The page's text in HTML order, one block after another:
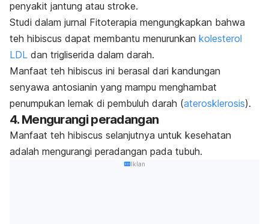
penyakit jantung atau stroke.
Studi dalam jurnal Fitoterapia mengungkapkan bahwa
teh hibiscus dapat membantu menurunkan kolesterol
LDL dan trigliserida dalam darah.
Manfaat teh hibiscus ini berasal dari kandungan
senyawa antosianin yang mampu menghambat
penumpukan lemak di pembuluh darah (aterosklerosis).
4. Mengurangi peradangan
Manfaat teh hibiscus selanjutnya untuk kesehatan
adalah mengurangi peradangan pada tubuh.
Iklan